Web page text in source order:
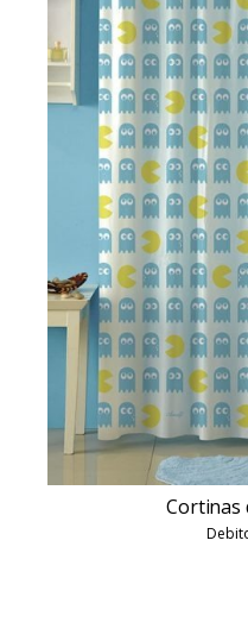
Cortinas